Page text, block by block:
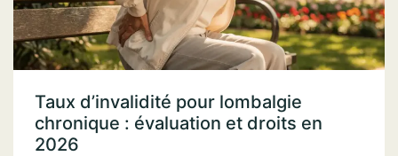
Taux d’invalidité pour lombalgie
chronique : évaluation et droits en
2026